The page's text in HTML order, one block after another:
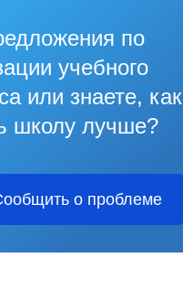
по
учебного
или знаете, как
школу лучше?
о проблеме